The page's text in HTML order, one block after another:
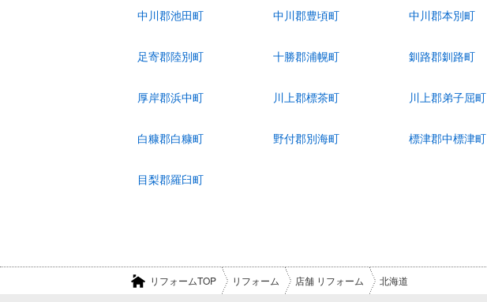
中川郡池田町 中川郡豊頃町 中川郡本別町
足寄郡陸別町 十勝郡浦幌町 釧路郡釧路町
厚岸郡浜中町 川上郡標茶町 川上郡弟子屈町
白糠郡白糠町 野付郡別海町 標津郡中標津町
目梨郡羅臼町
リフォームTOP リフォーム 店舗 リフォーム 北海道